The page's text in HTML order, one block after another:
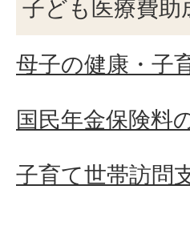
子ども医療費助
母子の健康・子
国民年金保険料
子育て世帯訪問